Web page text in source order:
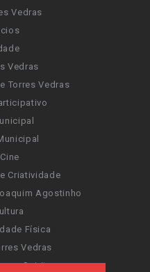
Vedras
Vedras
Torres Vedras
Criatividade
Agostinho
Física
Vedras
Spirit